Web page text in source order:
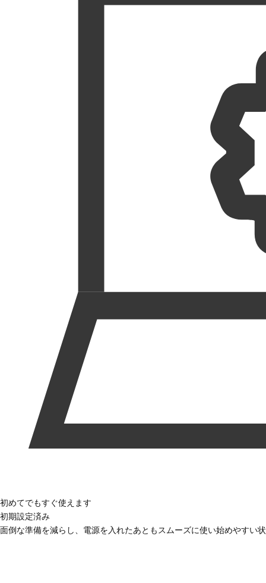
初めてでもすぐ使えます
初期設定済み
面倒な準備を減らし、電源を入れたあともスムーズに使い始めやすい